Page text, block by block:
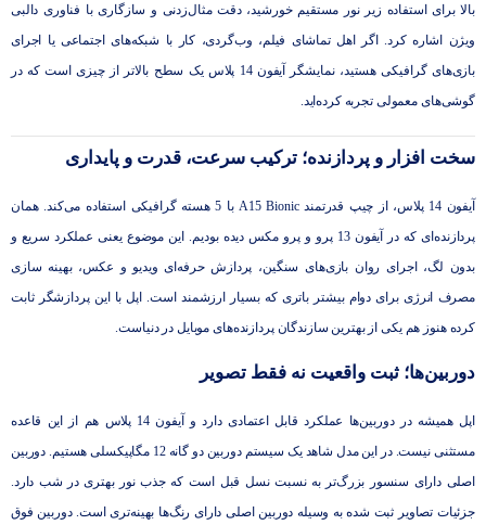
بالا برای استفاده زیر نور مستقیم خورشید، دقت مثال‌زدنی و سازگاری با فناوری دالبی
ویژن اشاره کرد. اگر اهل تماشای فیلم، وب‌گردی، کار با شبکه‌های اجتماعی یا اجرای
بازی‌های گرافیکی هستید، نمایشگر آیفون 14 پلاس یک سطح بالاتر از چیزی است که در
گوشی‌های معمولی تجربه کرده‌اید.
سخت افزار و پردازنده؛ ترکیب سرعت، قدرت و پایداری
آیفون 14 پلاس، از چیپ قدرتمند A15 Bionic با 5 هسته گرافیکی استفاده می‌کند. همان
پردازنده‌ای که در آیفون 13 پرو و پرو مکس دیده بودیم. این موضوع یعنی عملکرد سریع و
بدون لگ، اجرای روان بازی‌های سنگین، پردازش حرفه‌ای ویدیو و عکس، بهینه سازی
مصرف انرژی برای دوام بیشتر باتری که بسیار ارزشمند است. اپل با این پردازشگر ثابت
کرده هنوز هم یکی از بهترین سازندگان پردازنده‌های موبایل در دنیاست.
دوربین‌ها؛ ثبت واقعیت نه فقط تصویر
اپل همیشه در دوربین‌ها عملکرد قابل اعتمادی دارد و آیفون 14 پلاس هم از این قاعده
مستثنی نیست. در این مدل شاهد یک سیستم دوربین دو گانه 12 مگاپیکسلی هستیم. دوربین
اصلی دارای سنسور بزرگ‌تر به نسبت نسل قبل است که جذب نور بهتری در شب دارد.
جزئیات تصاویر ثبت شده به وسیله دوربین اصلی دارای رنگ‌ها بهینه‌تری است. دوربین فوق